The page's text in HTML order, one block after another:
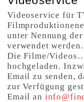
Videoservice für
unter Nennung
verwendet werden.
Die Filme/
hochgeladen.
Email zu senden,
zur Verfügung
Email an